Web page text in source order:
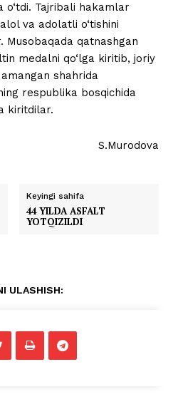
o‘tdi. Tajribali hakamlar
va adolatli o‘tishini
qatnashgan
medalni qo‘lga kiritib, joriy
shahrida
respublika bosqichida
kiritdilar.
S.Murodova
Keyingi sahifa
44 YILDA ASFALT
YOTQIZILDI
ULASHISH: